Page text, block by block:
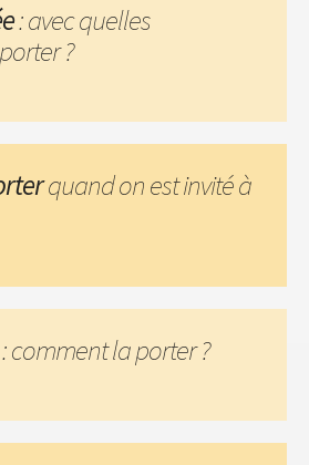
: avec quelles
?
quand on est invité à
: comment la porter ?